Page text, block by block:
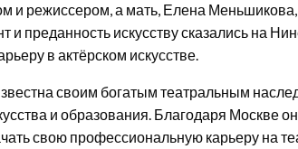
и режиссером, а мать, Елена Меньшикова,
преданность искусству сказались на
в актёрском искусстве.
своим богатым театральным
и образования. Благодаря Москве
свою профессиональную карьеру на